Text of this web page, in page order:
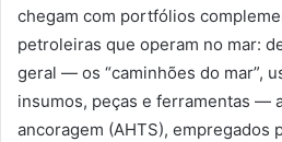
chegam com portfólios
petroleiras que operam no mar:
geral — os “caminhões do mar”,
insumos, peças e ferramentas —
ancoragem (AHTS), empregados